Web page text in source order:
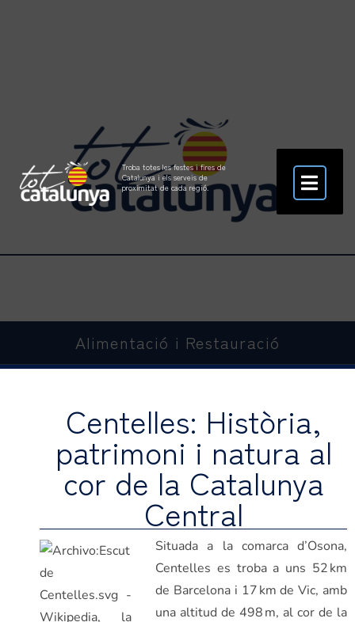
Troba totes les festes i fires de
Catalunya i els serveis de
proximitat de cada regió.
Alimentació i Restauració
Centelles: Història,
patrimoni i natura al
cor de la Catalunya
Central
Situada a la comarca d’Osona,
Centelles es troba a uns 52 km
de Barcelona i 17 km de Vic, amb
una altitud de 498 m, al cor de la